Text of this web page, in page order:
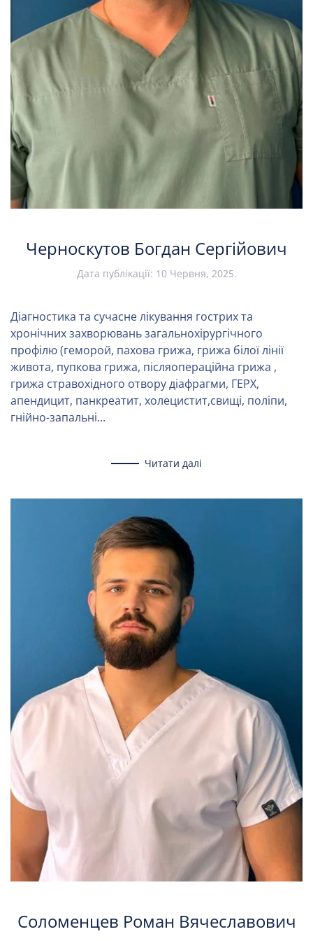
Черноскутов Богдан Сергійович
Дата публікації: 10 Червня, 2025.
Діагностика та сучасне лікування гострих та
хронічних захворювань загальнохірургічного
профілю (геморой, пахова грижа, грижа білої лінії
живота, пупкова грижа, післяопераційна грижа ,
грижа стравохідного отвору діафрагми, ГЕРХ,
апендицит, панкреатит, холецистит,свищі, поліпи,
гнійно-запальні...
Читати далі
Соломенцев Роман Вячеславович